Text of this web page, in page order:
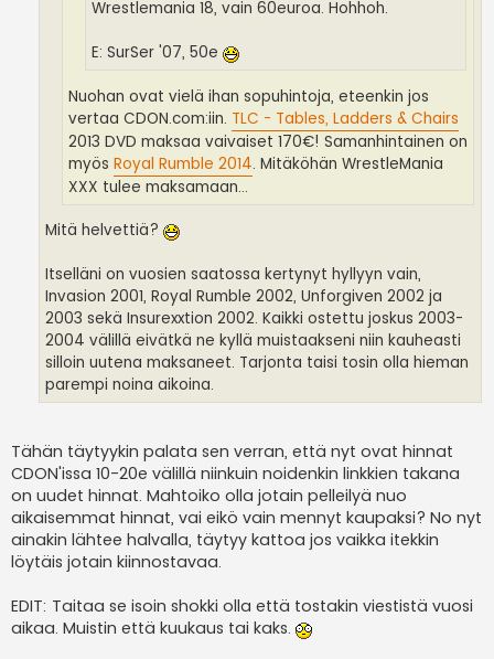
Wrestlemania 18, vain 60euroa. Hohhoh.
E: SurSer '07, 50e
Nuohan ovat vielä ihan sopuhintoja, eteenkin jos
vertaa CDON.com:iin. TLC - Tables, Ladders & Chairs
2013 DVD maksaa vaivaiset 170€! Samanhintainen on
myös Royal Rumble 2014. Mitäköhän WrestleMania
XXX tulee maksamaan...
Mitä helvettiä?
Itselläni on vuosien saatossa kertynyt hyllyyn vain,
Invasion 2001, Royal Rumble 2002, Unforgiven 2002 ja
2003 sekä Insurexxtion 2002. Kaikki ostettu joskus 2003-
2004 välillä eivätkä ne kyllä muistaakseni niin kauheasti
silloin uutena maksaneet. Tarjonta taisi tosin olla hieman
parempi noina aikoina.
Tähän täytyykin palata sen verran, että nyt ovat hinnat
CDON'issa 10-20e välillä niinkuin noidenkin linkkien takana
on uudet hinnat. Mahtoiko olla jotain pelleilyä nuo
aikaisemmat hinnat, vai eikö vain mennyt kaupaksi? No nyt
ainakin lähtee halvalla, täytyy kattoa jos vaikka itekkin
löytäis jotain kiinnostavaa.
EDIT: Taitaa se isoin shokki olla että tostakin viestistä vuosi
aikaa. Muistin että kuukaus tai kaks.